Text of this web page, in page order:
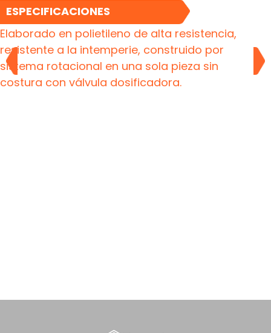
ESPECIFICACIONES
Elaborado en polietileno de alta resistencia,
resistente a la intemperie, construido por
sistema rotacional en una sola pieza sin
costura con válvula dosificadora.